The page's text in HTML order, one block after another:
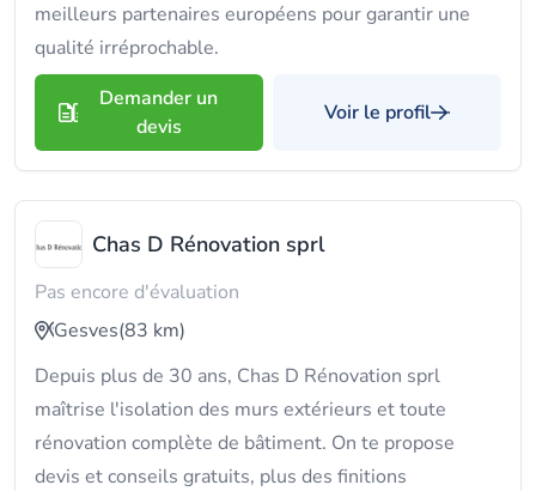
meilleurs partenaires européens pour garantir une
qualité irréprochable.
Demander un
devis
Voir le profil
Chas D Rénovation sprl
Pas encore d'évaluation
Gesves(83 km)
Depuis plus de 30 ans, Chas D Rénovation sprl
maîtrise l'isolation des murs extérieurs et toute
rénovation complète de bâtiment. On te propose
devis et conseils gratuits, plus des finitions